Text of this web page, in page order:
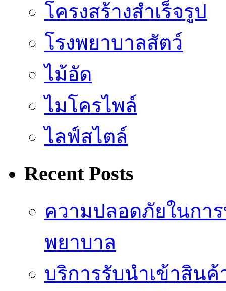
โครงสร้างสำเร็จรูป
โรงพยาบาลสัตว์
ไม้อัด
ไมโครไพล์
ไลฟ์สไตล์
Recent Posts
ความปลอดภัยในกา
พยาบาล
บริการรับนำเข้าสิน